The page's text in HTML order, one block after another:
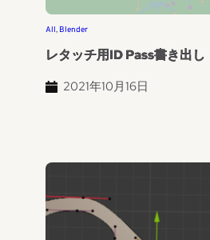
All, Blender
レタッチ用ID Pass書き出し
2021年10月16日